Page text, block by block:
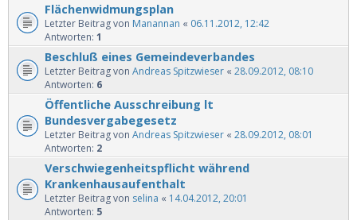
Flächenwidmungsplan
Letzter Beitrag von Manannan « 06.11.2012, 12:42
Antworten: 1
Beschluß eines Gemeindeverbandes
Letzter Beitrag von Andreas Spitzwieser « 28.09.2012, 08:10
Antworten: 6
Öffentliche Ausschreibung lt
Bundesvergabegesetz
Letzter Beitrag von Andreas Spitzwieser « 28.09.2012, 08:01
Antworten: 2
Verschwiegenheitspflicht während
Krankenhausaufenthalt
Letzter Beitrag von selina « 14.04.2012, 20:01
Antworten: 5